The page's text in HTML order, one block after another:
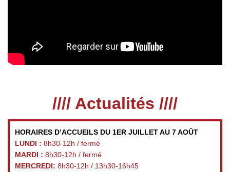
//// Actualités ////
HORAIRES D’ACCUEILS DU 1ER JUILLET AU 7 AOÛT
LUNDI : 8h30-12h / fermé
MARDI : 8h30-12h / fermé
MERCREDI: 8h30-12h / 13h30-16h45